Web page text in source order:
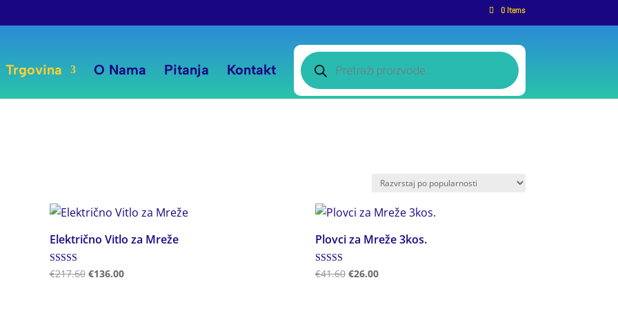
0 Items
Trgovina O Nama Pitanja Kontakt
Products
search
Električno Vitlo za Mreže
Ocjenjeno
5.00
€217.60 €136.00
Plovci za Mreže 3kos.
Ocjenjeno
5.00
€41.60 €26.00